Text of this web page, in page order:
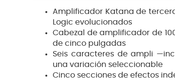
Amplificador Katana de
Logic evolucionados
Cabezal de amplificador de
de cinco pulgadas
Seis caracteres de ampli
una variación seleccionable
Cinco secciones de efectos